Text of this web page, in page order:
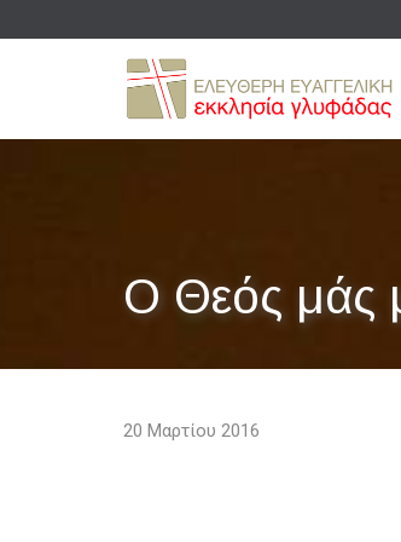
Ο Θεός μάς
20 Μαρτίου 2016